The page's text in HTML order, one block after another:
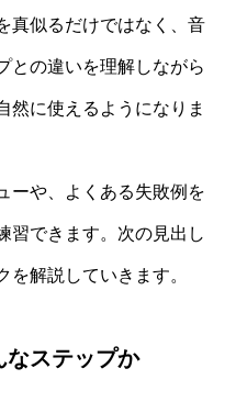
真似るだけではなく、音
との違いを理解しながら
然に使えるようになりま
ーや、よくある失敗例を
習できます。次の見出し
解説していきます。
なステップか